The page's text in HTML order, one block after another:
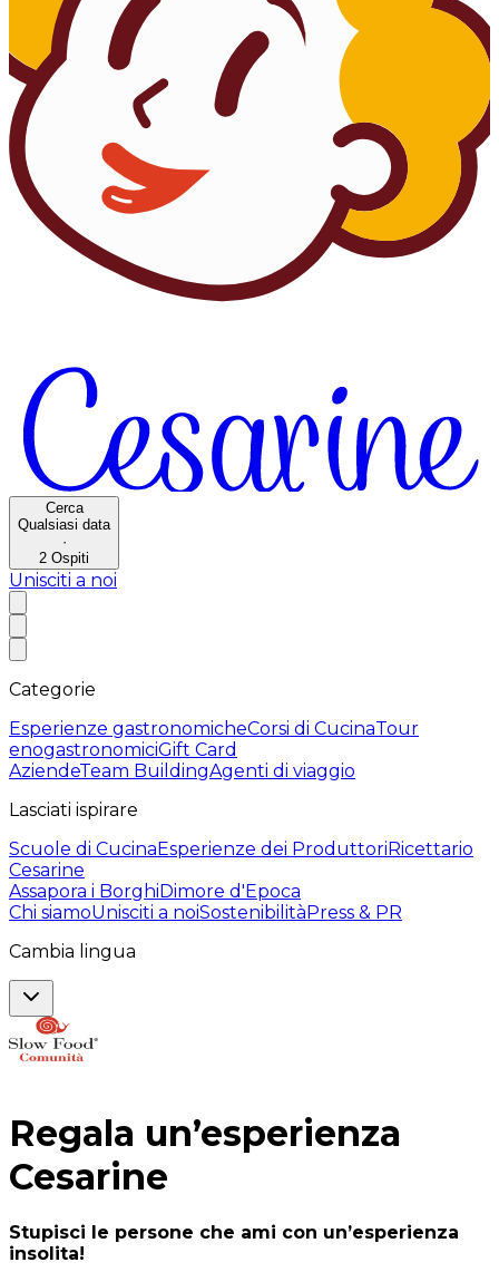
Cerca
Qualsiasi data
·
2 Ospiti
Unisciti a noi
Categorie
Esperienze gastronomicheCorsi di CucinaTour
enogastronomiciGift Card
AziendeTeam BuildingAgenti di viaggio
Lasciati ispirare
Scuole di CucinaEsperienze dei ProduttoriRicettario
Cesarine
Assapora i BorghiDimore d'Epoca
Chi siamoUnisciti a noiSostenibilitàPress & PR
Cambia lingua
Regala un’esperienza
Cesarine
Stupisci le persone che ami con un’esperienza
insolita!